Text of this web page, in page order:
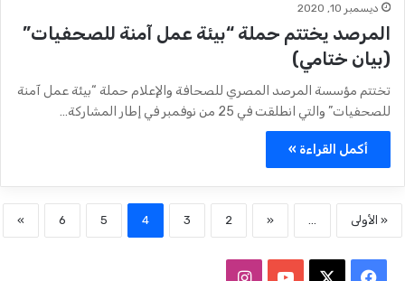
ديسمبر 10, 2020
المرصد يختتم حملة “بيئة عمل آمنة للصحفيات”
(بيان ختامي)
تختتم مؤسسة المرصد المصري للصحافة والإعلام حملة “بيئة عمل آمنة
للصحفيات” والتي انطلقت في 25 من نوفمبر في إطار المشاركة…
أكمل القراءة »
« الأولى «
2
3
4
5
6
»